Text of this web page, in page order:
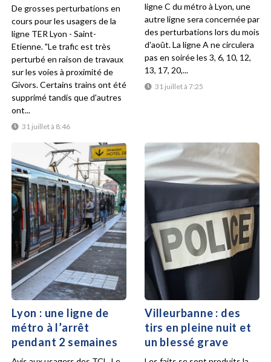
31 juillet à 8:46
De grosses perturbations en
cours pour les usagers de la
ligne TER Lyon - Saint-
Etienne. "Le trafic est très
perturbé en raison de travaux
sur les voies à proximité de
Givors. Certains trains ont été
supprimé tandis que d'autres
ont...
31 juillet à 7:25
ligne C du métro à Lyon, une
autre ligne sera concernée par
des perturbations lors du mois
d'août. La ligne A ne circulera
pas en soirée les 3, 6, 10, 12,
13, 17, 20,...
Lyon : une ligne de
métro à l’arrêt
pendant 2 semaines
Villeurbanne : des
tirs en pleine nuit et
un blessé grave